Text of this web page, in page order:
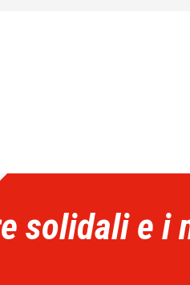
solidali e i